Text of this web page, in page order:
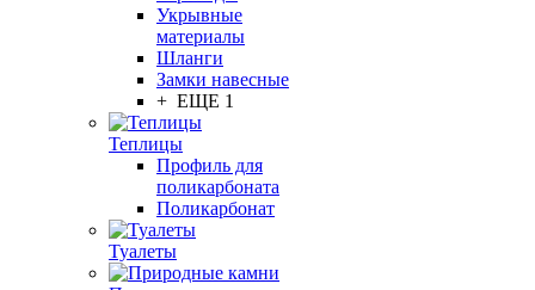
Укрывные
материалы
Шланги
Замки навесные
+ ЕЩЕ 1
Теплицы
Профиль для
поликарбоната
Поликарбонат
Туалеты